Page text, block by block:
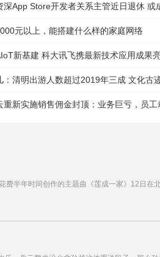
深App Store开发者关系主管近日退休 或
元以上，能搭建什么样的家庭网络
新基建 科大讯飞携最新技术应用成果
：清明出游人数超过2019年三成 文化古
重新实施销售佣金封顶：业务巨亏，员
费半年时间创作的主题曲《莲成一家》12日在